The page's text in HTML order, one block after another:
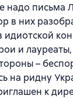
надо письма
в них
идиотской
и
–
на ридну
к